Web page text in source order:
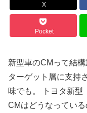
X
Pocket
新型車のCMって結構
ターゲット層に支持
味でも。 トヨタ新型
CMはどうなっている